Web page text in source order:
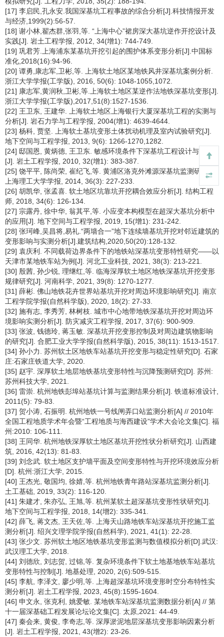
[17] 李启民,孔永安.我国深基坑工程事故的综合分析[J].科技情报开发
与经济,1999(2):56-57.
[18] 谢小林,翟杰群,张羽,等. “上海中心”裙房深大基坑逆作开挖设计及
实践[J]. 岩土工程学报, 2012, 34(增1): 744-749.
[19] 巩君芳.上海浦东某基坑开挖引起的围护体系变形分析[J].中国标
准化,2018(16):94-96.
[20] 谭勇,康志军,卫彬,等. 上海软土地区某地铁风井深基坑案例分析.
浙江大学学报(工学版), 2016, 50(6): 1048-1055,1072.
[21] 康志军,黄润秋,卫彬,等.上海软土地区某逆作法地铁深基坑变形[J].
浙江大学学报(工学版),2017,51(8):1527-1536.
[22] 王卫东, 王建华. 上海软土地区上海银行大厦深基坑工程的实测与
分析[J]. 岩石力学与工程学报, 2004(增1): 4639-4644.
[23] 杨科, 贾坚. 上海软土基坑变形土体扰动机理及室内试验研究[J].
地下空间与工程学报, 2013, 9(6): 1266-1270,1282.
[24] 邸国恩, 黄炳德, 王卫东. 敏感环境条件下深基坑工程设计与实践
[J]. 岩土工程学报, 2010, 32(增1): 383-387.
[25] 饶平平, 陈尚荣, 崔纪飞,等. 黄浦区洛克外滩源深基坑监测研究[J].
上海理工大学学报, 2014, 36(3): 227-233.
[26] 胡凯华, 张孟喜. 软土地区坑靠坑开挖耦合效应分析[J]. 结构工程
师, 2018, 34(6): 126-134.
[27] 宗露丹, 徐中华, 翁其平,等. 小应变本构模型在超深大基坑分析中
的应用[J]. 地下空间与工程学报, 2019, 15(增1): 231-242.
[28] 张珂峰,吴昌将,易礼.“两墙合一”地下连续墙基坑开挖对邻近建筑的
变形影响与实测分析[J].建筑结构,2020,50(20):128-132.
[29] 袁庆利. 不同载荷边界条件下的地铁站深基坑变形特性研究——以
天津市某地铁车站为例[J]. 河北工业科技, 2021, 38(3): 213-221.
[30] 殷茜, 孙少锐, 理继红,等. 临海深厚软土地区地铁深基坑开挖变形
规律研究[J]. 河南科学, 2021, 39(8): 1270-1277.
[31] 薛彬. 佛山地铁花卉世界站基坑开挖对周边环境影响研究[J]. 南京
工程学院学报(自然科学版), 2020, 18(2): 27-33.
[32] 施有志, 李秀芳, 林树枝. 城市中心地带地铁深基坑开挖对周边环
境影响实测分析[J]. 防灾减灾工程学报, 2017, 37(6): 900-909.
[33] 张波, 钱德玲, 蒋玉敏. 深基坑开挖变形控制及对周边建筑物影响
的研究[J]. 合肥工业大学学报(自然科学版), 2015, 38(11): 1513-1517.
[34] 孙小力. 苏州软土区地铁车站基坑开挖变形与稳定性研究[D]. 石家
庄:石家庄铁道大学, 2020.
[35] 赵宇. 深厚软土地层地铁基坑变形特性与沉降预测研究[D]. 苏州:
苏州科技大学, 2021.
[36] 雷崇. 杭州地铁彭埠站基坑计算与监测结果分析[J]. 铁道标准设计,
2011(5): 79-83.
[37] 贺小涛, 石振明. 杭州地铁一号线闸弄口站监测分析[A] // 2010年
全国工程地质学术年会暨“工程地质与海西建设”学术大会论文集[C]. 福
州:2010: 106-111.
[38] 王同华. 杭州地铁深厚软土地区基坑开挖性状分析研究[J]. 山西建
筑, 2016, 42(13): 81-83.
[39] 刘念武. 软土地区支护墙平面及空间变形特性与开挖环境效应分析
[D]. 杭州:浙江大学, 2015.
[40] 王杰光, 敬国均, 徐婧,等. 杭州地铁青年路站深基坑监测分析[J].
土工基础, 2019, 33(2): 116-120.
[41] 朱建才, 朱亦弘, 王旭,等. 杭州某软土超深基坑变形性状研究[J].
地下空间与工程学报, 2018, 14(增2): 335-341.
[42] 薛飞, 蒋文杰, 王天佐,等. 上海天山路地铁车站深基坑开挖施工监
测分析[J]. 绍兴文理学院学报(自然科学), 2021, 41(1): 22-28.
[43] 张少文. 苏州软土地区地铁基坑变形监测与数值模拟分析[D].武汉:
武汉理工大学, 2018.
[44] 刘德欣, 刘志贺, 过锦,等. 复杂环境条件下软土地基地铁车站基坑
变形特性与控制[J]. 地基处理, 2020, 2(6):509-515.
[45] 李航, 李泽文, 廖少明,等. 上海超深基坑环境变形时空分布特性实
测分析[J]. 岩土工程学报, 2023, 45(8):1595-1604.
[46] 申文永, 张克利, 姚爱敏. 某地铁车站深基坑监测数据分析[A] // 第
十一届深基础工程发展论坛论文集[C]. 太原,2021: 44-49.
[47] 秦会来, 黄俊, 李奇志,等. 深厚淤泥地层深基坑变形影响因素分析
[J]. 岩土工程学报, 2021, 43(增2): 23-26.